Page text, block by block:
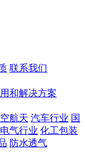
联系我们
和解决方案
航天 汽车行业 国
电气行业 化工包装
防水透气